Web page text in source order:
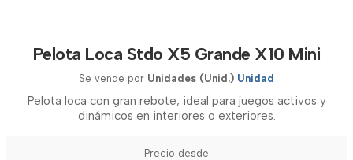
Pelota Loca Stdo X5 Grande X10 Mini
Se vende por Unidades (Unid.) Unidad
Pelota loca con gran rebote, ideal para juegos activos y
dinámicos en interiores o exteriores.
Precio desde